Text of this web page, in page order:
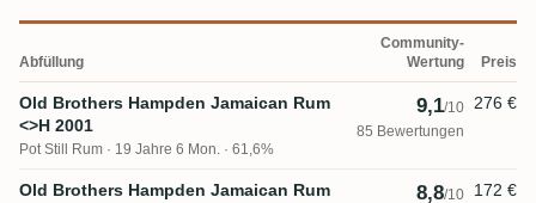
Abfüllung
Community-
Wertung
Preis
Old Brothers Hampden Jamaican Rum
<>H 2001
Pot Still Rum 19 Jahre 6 Mon. · 61,6%
9,1/10
85 Bewertungen
276 €
Old Brothers Hampden Jamaican Rum
8,8/10
172 €